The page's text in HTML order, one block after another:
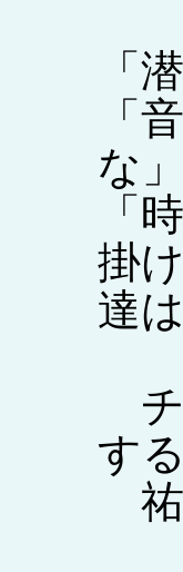
「
「
な」
「
掛
達
チ
す
祐